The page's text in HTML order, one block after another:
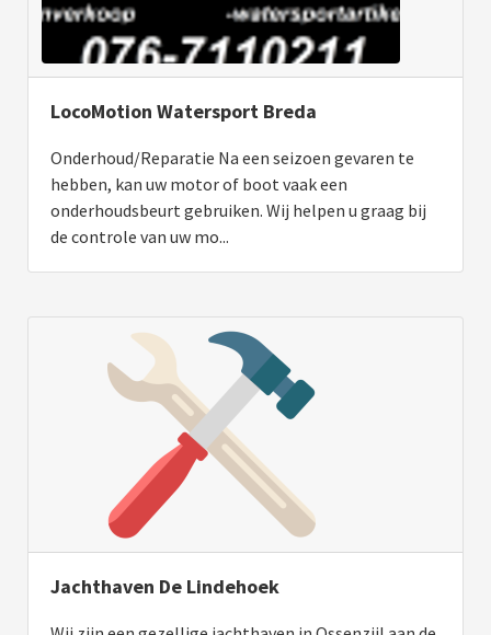
LocoMotion Watersport Breda
Onderhoud/Reparatie Na een seizoen gevaren te
hebben, kan uw motor of boot vaak een
onderhoudsbeurt gebruiken. Wij helpen u graag bij
de controle van uw mo...
Jachthaven De Lindehoek